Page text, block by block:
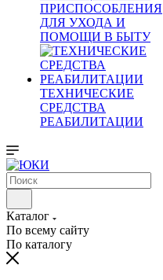
ПРИСПОСОБЛЕНИЯ
ДЛЯ УХОДА И
ПОМОЩИ В БЫТУ
ТЕХНИЧЕСКИЕ
СРЕДСТВА
РЕАБИЛИТАЦИИ
Каталог
По всему сайту
По каталогу